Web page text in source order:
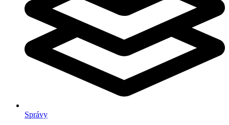
Správy